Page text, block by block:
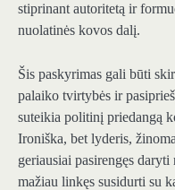
stiprinant autoritetą ir
nuolatinės kovos dalį.
Šis paskyrimas gali būti
palaiko tvirtybės ir
suteikia politinį priedangą
Ironiška, bet lyderis,
geriausiai pasirengęs
mažiau linkęs susidurti su